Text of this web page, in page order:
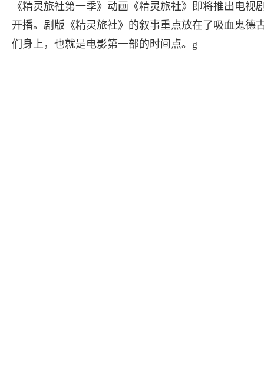
《精灵旅社第一季》动画《精灵旅社》即将推出电视
开播。剧版《精灵旅社》的叙事重点放在了吸血鬼德
们身上，也就是电影第一部的时间点。g